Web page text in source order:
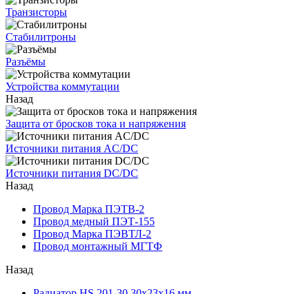
Транзисторы
Стабилитроны
Разъёмы
Устройства коммутации
Назад
Защита от бросков тока и напряжения
Источники питания AC/DC
Источники питания DC/DC
Назад
Провод Марка ПЭТВ-2
Провод медный ПЭТ-155
Провод Марка ПЭВТЛ-2
Провод монтажный МГТФ
Назад